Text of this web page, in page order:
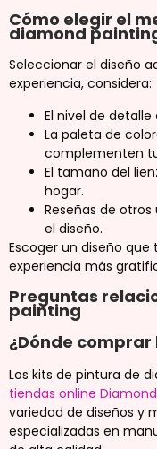
Cómo elegir el
diamond
Seleccionar el diseño
experiencia, considera:
El nivel de
La paleta de
complementen
El tamaño del
hogar.
Reseñas de
el diseño.
Escoger un diseño
experiencia más
Preguntas
painting
¿Dónde
Los kits de pintura de
tiendas online
variedad de diseños y
especializadas en